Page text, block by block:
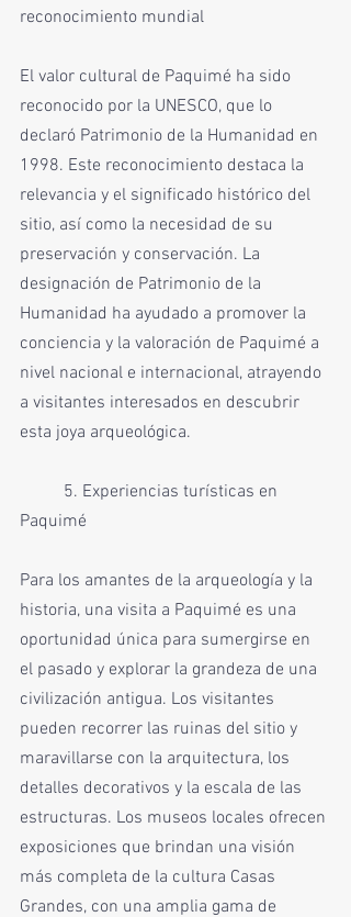
reconocimiento mundial
El valor cultural de Paquimé ha sido
reconocido por la UNESCO, que lo
declaró Patrimonio de la Humanidad en
1998. Este reconocimiento destaca la
relevancia y el significado histórico del
sitio, así como la necesidad de su
preservación y conservación. La
designación de Patrimonio de la
Humanidad ha ayudado a promover la
conciencia y la valoración de Paquimé a
nivel nacional e internacional, atrayendo
a visitantes interesados en descubrir
esta joya arqueológica.
Paquimé
Para los amantes de la arqueología y la
historia, una visita a Paquimé es una
oportunidad única para sumergirse en
el pasado y explorar la grandeza de una
civilización antigua. Los visitantes
pueden recorrer las ruinas del sitio y
maravillarse con la arquitectura, los
detalles decorativos y la escala de las
estructuras. Los museos locales ofrecen
exposiciones que brindan una visión
más completa de la cultura Casas
Grandes, con una amplia gama de